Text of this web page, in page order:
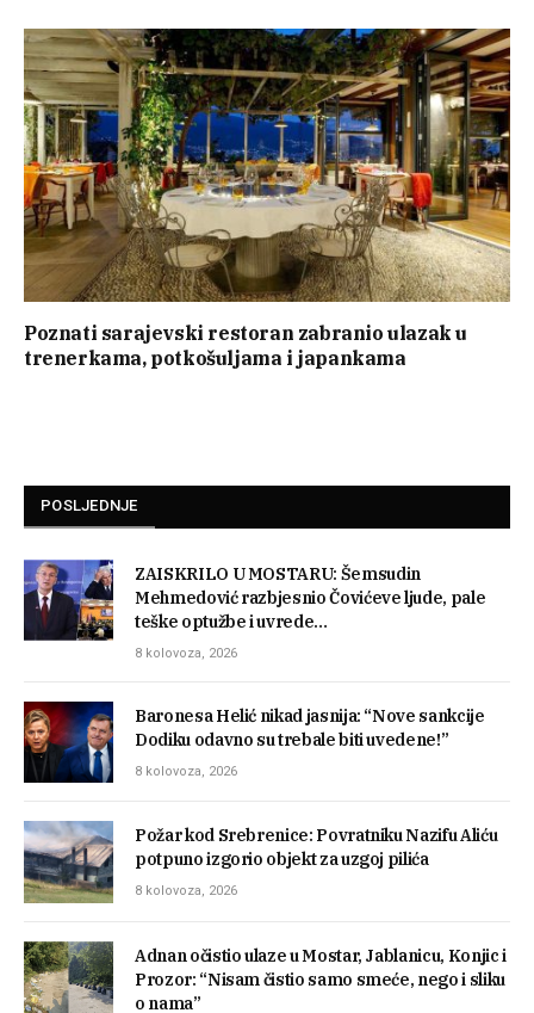
Poznati sarajevski restoran zabranio ulazak u
trenerkama, potkošuljama i japankama
POSLJEDNJE
ZAISKRILO U MOSTARU: Šemsudin
Mehmedović razbjesnio Čovićeve ljude, pale
teške optužbe i uvrede…
8 kolovoza, 2026
Baronesa Helić nikad jasnija: “Nove sankcije
Dodiku odavno su trebale biti uvedene!”
8 kolovoza, 2026
Požar kod Srebrenice: Povratniku Nazifu Aliću
potpuno izgorio objekt za uzgoj pilića
8 kolovoza, 2026
Adnan očistio ulaze u Mostar, Jablanicu, Konjic i
Prozor: “Nisam čistio samo smeće, nego i sliku
o nama”